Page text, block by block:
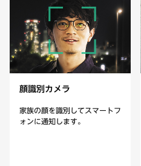
顔識別カメラ
家族の顔を識別してスマートフ
ォンに通知します。